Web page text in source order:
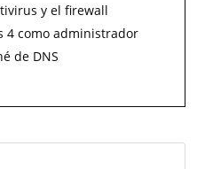
y el firewall
4 como administrador
de DNS